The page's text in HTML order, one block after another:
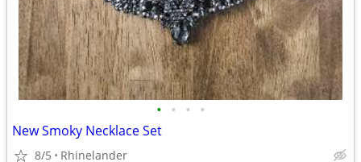
• • • •
New Smoky Necklace Set
8/5 Rhinelander